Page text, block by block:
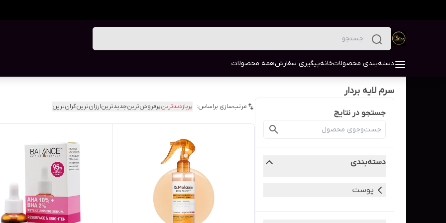
دسته‌بندی محصولاتخانهپیگیری سفارشهمه محصولات
سرم لایه بردار
جستجو در نتایج
دسته‌بندی
پوست
مرتب‌سازی براساس: پربازدیدترینپرفروش‌ترینجدیدترینارزان‌ترینگران‌ترین